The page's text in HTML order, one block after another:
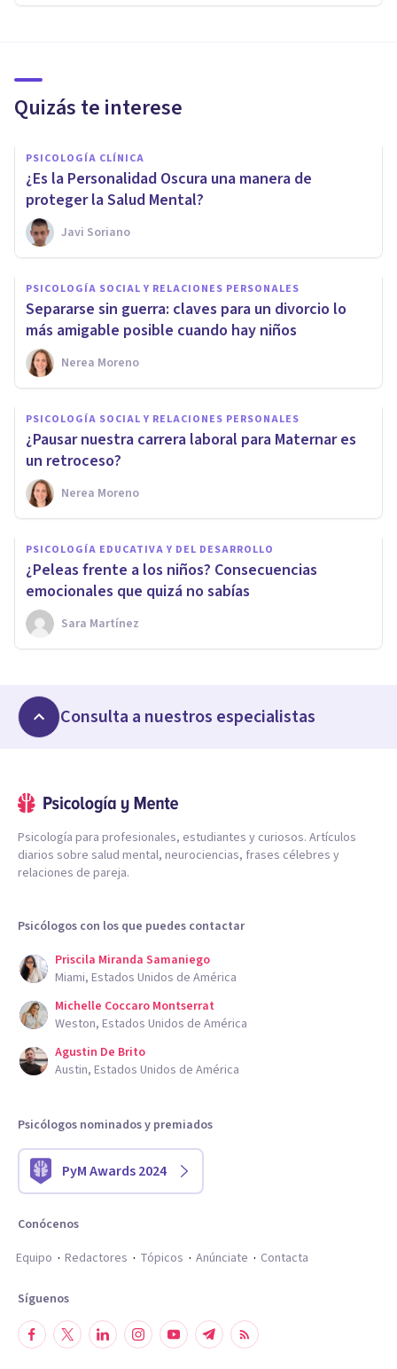
Quizás te interese
PSICOLOGÍA CLÍNICA
¿Es la Personalidad Oscura una manera de
proteger la Salud Mental?
Javi Soriano
PSICOLOGÍA SOCIAL Y RELACIONES PERSONALES
Separarse sin guerra: claves para un divorcio lo
más amigable posible cuando hay niños
Nerea Moreno
PSICOLOGÍA SOCIAL Y RELACIONES PERSONALES
¿Pausar nuestra carrera laboral para Maternar es
un retroceso?
Nerea Moreno
PSICOLOGÍA EDUCATIVA Y DEL DESARROLLO
¿Peleas frente a los niños? Consecuencias
emocionales que quizá no sabías
Sara Martínez
Consulta a nuestros especialistas
Psicología para profesionales, estudiantes y curiosos. Artículos
diarios sobre salud mental, neurociencias, frases célebres y
relaciones de pareja.
Psicólogos con los que puedes contactar
Priscila Miranda Samaniego
Miami, Estados Unidos de América
Michelle Coccaro Montserrat
Weston, Estados Unidos de América
Agustin De Brito
Austin, Estados Unidos de América
Psicólogos nominados y premiados
PyM Awards 2024
Conócenos
Equipo
Redactores Tópicos Anúnciate Contacta
Síguenos